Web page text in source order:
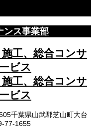
ンス事業部
千葉県山武郡芝山町大台
77-1655